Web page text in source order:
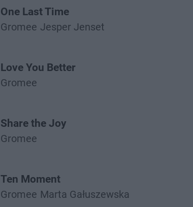
One Last Time
Gromee Jesper Jenset
Love You Better
Gromee
Share the Joy
Gromee
Ten Moment
Gromee Marta Gałuszewska